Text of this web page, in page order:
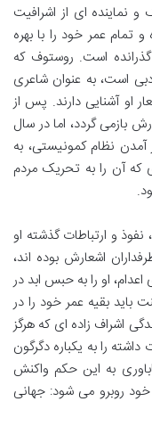
نماینده ای از اشرافیت
۱۸۸۹ متولد شده و تمام عمر خود را با بهره
است. روستوف که
است، به عنوان شاعری
او آشنایی دارند. پس از
فرانسه، در سال ۱۹۱۹ به کشورش بازمی گردد، اما در سال
بلشویکی ۱۹۱۷ و روی کار آمدن نظام کمونیستی، به
که آن را به تحریک مردم
و ارتباطات گذشته او
اشعارش بوده اند،
او را به حبس ابد در
بقیه عمر خود را در
زندگی اشراف زاده ای که هرگز
را به یکباره دگرگون
به این حکم واکنش
روبرو می شود: جهانی